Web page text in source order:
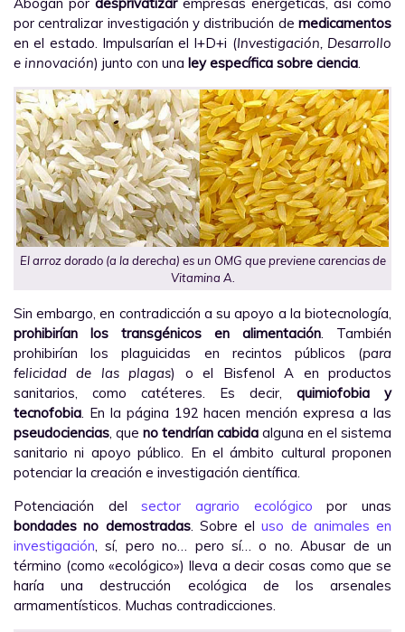
por centralizar investigación y distribución de medicamentos
en el estado. Impulsarían el I+D+i (Investigación, Desarrollo
e innovación) junto con una ley específica sobre ciencia.
El arroz dorado (a la derecha) es un OMG que previene carencias de
Vitamina A.
Sin embargo, en contradicción a su apoyo a la biotecnología,
prohibirían los transgénicos en alimentación. También
prohibirían los plaguicidas en recintos públicos (para
felicidad de las plagas) o el Bisfenol A en productos
sanitarios, como catéteres. Es decir, quimiofobia y
tecnofobia. En la página 192 hacen mención expresa a las
pseudociencias, que no tendrían cabida alguna en el sistema
sanitario ni apoyo público. En el ámbito cultural proponen
potenciar la creación e investigación científica.
Potenciación delsector agrario ecológico por unas
bondades no demostradas. Sobre el uso de animales en
investigación, sí, pero no… pero sí… o no. Abusar de un
término (como «ecológico») lleva a decir cosas como que se
haría una destrucción ecológica de los arsenales
armamentísticos. Muchas contradicciones.